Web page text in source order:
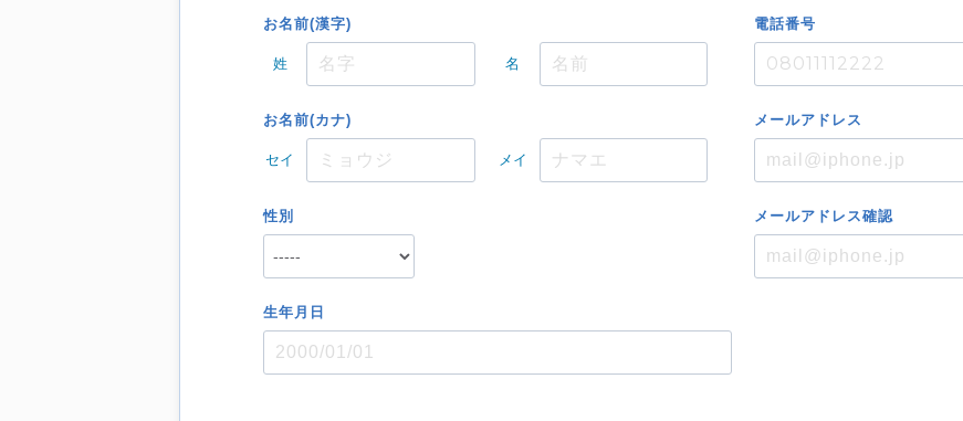
お名前(漢字)
姓 名
お名前(カナ)
セイ メイ
性別
生年月日
電話番号
メールアドレス
メールアドレス確認